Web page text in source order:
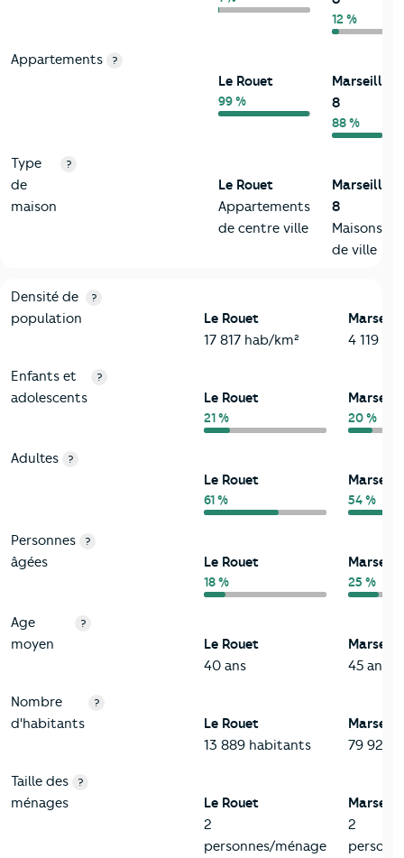
12 %
Appartements ?
Le Rouet
99 %
Marseille
8
88 %
Type
de
maison
?
Le Rouet
Appartements
de centre ville
Marseille
8
Maisons
de ville
2-Habitants
Critères Le Rouet
Densité de
population
?
Le Rouet
17 817 hab/km²
4 119
Enfants et
adolescents
?
Le Rouet
21 % 20 %
Adultes ?
Le Rouet
61 % 54 %
Personnes
âgées
?
Le Rouet
18 % 25 %
Age
moyen
?
Le Rouet
40 ans
45 ans
Nombre
d'habitants
?
Le Rouet
13 889 habitants
79 924
Taille des
ménages
?
Le Rouet
2
personnes/ménage
2